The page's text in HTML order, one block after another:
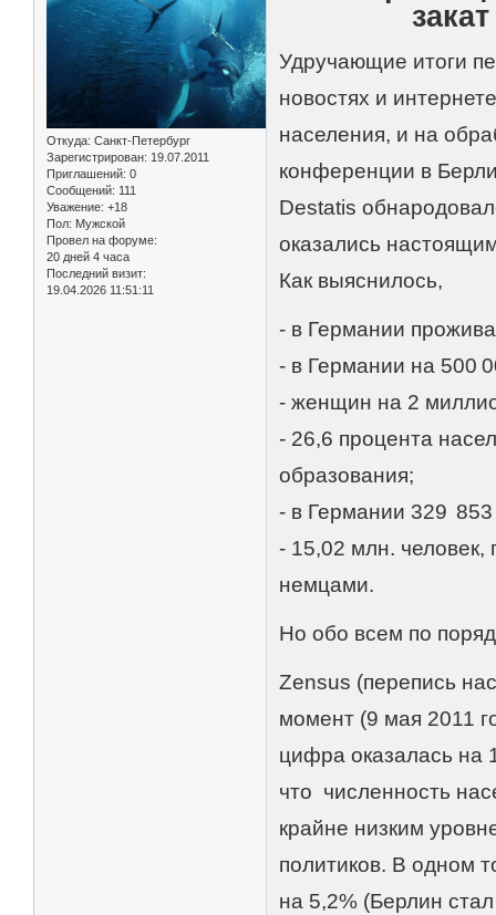
Откуда: Санкт-Петербург
Зарегистрирован: 19.07.2011
Приглашений: 0
Сообщений: 111
Уважение: +18
Пол: Мужской
Провел на форуме:
20 дней 4 часа
Последний визит:
19.04.2026 11:51:11
Удручающие итоги
новостях и
населения, и на
конференции в
Destatis
оказались
Как выяснилось,
- в Германии
- в Германии на 500
- женщин на 2
- 26,6 процента
образования;
- в Германии 329 853
- 15,02 млн.
немцами.
Но обо всем по
Zensus (перепись
момент (9 мая 2011
цифра оказалась на
что численность
крайне низким
политиков. В одном
на 5,2% (Берлин